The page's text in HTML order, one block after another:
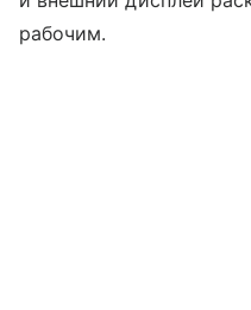
рабочим.